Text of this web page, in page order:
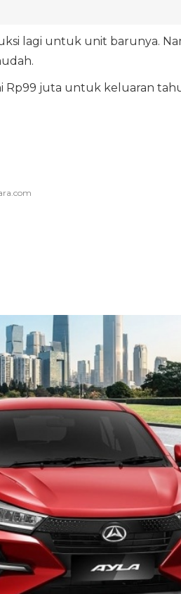
lagi untuk unit barunya.
Rp99 juta untuk keluaran